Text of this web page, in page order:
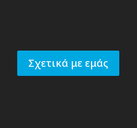
Σχετικά με εμάς